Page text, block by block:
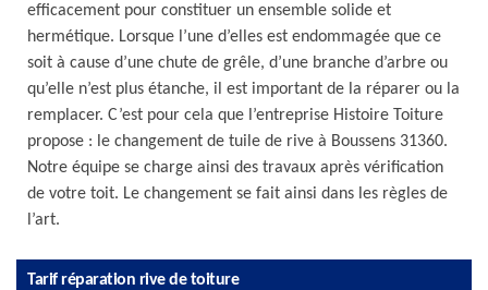
efficacement pour constituer un ensemble solide et
hermétique. Lorsque l’une d’elles est endommagée que ce
soit à cause d’une chute de grêle, d’une branche d’arbre ou
qu’elle n’est plus étanche, il est important de la réparer ou la
remplacer. C’est pour cela que l’entreprise Histoire Toiture
propose : le changement de tuile de rive à Boussens 31360.
Notre équipe se charge ainsi des travaux après vérification
de votre toit. Le changement se fait ainsi dans les règles de
l’art.
Tarif réparation rive de toiture